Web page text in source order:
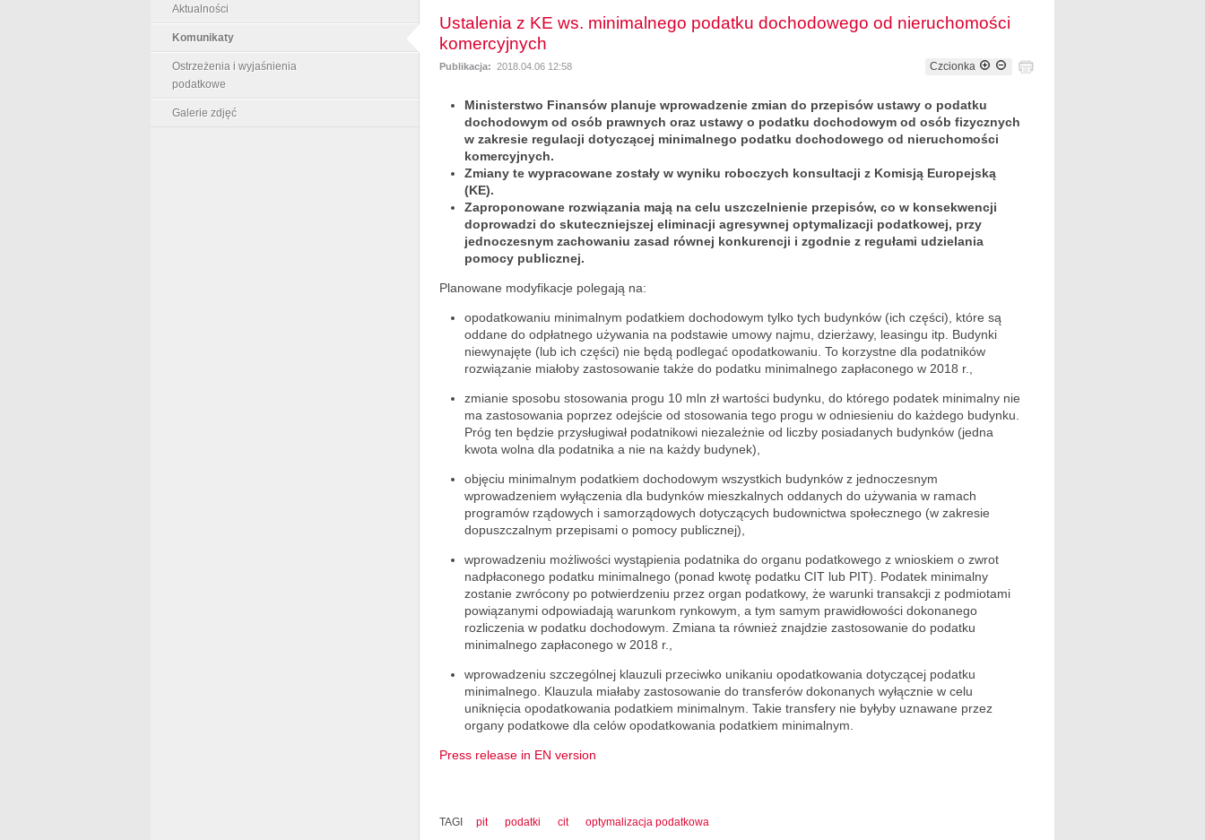
Aktualności
Komunikaty
Ostrzeżenia i wyjaśnienia
podatkowe
Galerie zdjęć
Ustalenia z KE ws. minimalnego podatku dochodowego od nieruchomości
komercyjnych
Publikacja: 2018.04.06 12:58 Czcionka
Ministerstwo Finansów planuje wprowadzenie zmian do przepisów ustawy o podatku
dochodowym od osób prawnych oraz ustawy o podatku dochodowym od osób fizycznych
w zakresie regulacji dotyczącej minimalnego podatku dochodowego od nieruchomości
komercyjnych.
Zmiany te wypracowane zostały w wyniku roboczych konsultacji z Komisją Europejską
(KE).
Zaproponowane rozwiązania mają na celu uszczelnienie przepisów, co w konsekwencji
doprowadzi do skuteczniejszej eliminacji agresywnej optymalizacji podatkowej, przy
jednoczesnym zachowaniu zasad równej konkurencji i zgodnie z regułami udzielania
pomocy publicznej.
Planowane modyfikacje polegają na:
opodatkowaniu minimalnym podatkiem dochodowym tylko tych budynków (ich części), które są
oddane do odpłatnego używania na podstawie umowy najmu, dzierżawy, leasingu itp. Budynki
niewynajęte (lub ich części) nie będą podlegać opodatkowaniu. To korzystne dla podatników
rozwiązanie miałoby zastosowanie także do podatku minimalnego zapłaconego w 2018 r.,
zmianie sposobu stosowania progu 10 mln zł wartości budynku, do którego podatek minimalny nie
ma zastosowania poprzez odejście od stosowania tego progu w odniesieniu do każdego budynku.
Próg ten będzie przysługiwał podatnikowi niezależnie od liczby posiadanych budynków (jedna
kwota wolna dla podatnika a nie na każdy budynek),
objęciu minimalnym podatkiem dochodowym wszystkich budynków z jednoczesnym
wprowadzeniem wyłączenia dla budynków mieszkalnych oddanych do używania w ramach
programów rządowych i samorządowych dotyczących budownictwa społecznego (w zakresie
dopuszczalnym przepisami o pomocy publicznej),
wprowadzeniu możliwości wystąpienia podatnika do organu podatkowego z wnioskiem o zwrot
nadpłaconego podatku minimalnego (ponad kwotę podatku CIT lub PIT). Podatek minimalny
zostanie zwrócony po potwierdzeniu przez organ podatkowy, że warunki transakcji z podmiotami
powiązanymi odpowiadają warunkom rynkowym, a tym samym prawidłowości dokonanego
rozliczenia w podatku dochodowym. Zmiana ta również znajdzie zastosowanie do podatku
minimalnego zapłaconego w 2018 r.,
wprowadzeniu szczególnej klauzuli przeciwko unikaniu opodatkowania dotyczącej podatku
minimalnego. Klauzula miałaby zastosowanie do transferów dokonanych wyłącznie w celu
uniknięcia opodatkowania podatkiem minimalnym. Takie transfery nie byłyby uznawane przez
organy podatkowe dla celów opodatkowania podatkiem minimalnym.
Press release in EN version
TAGI pit podatki cit optymalizacja podatkowa